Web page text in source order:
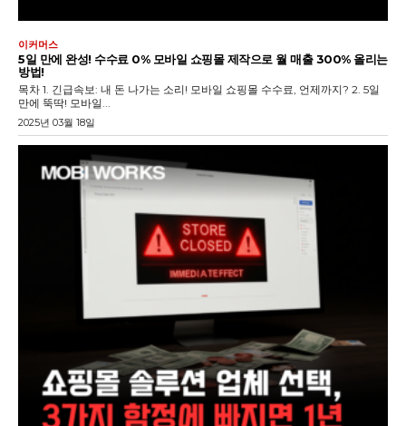
이커머스
5일 만에 완성! 수수료 0% 모바일 쇼핑몰 제작으로 월 매출 300% 올리는
방법!
목차 1. 긴급속보: 내 돈 나가는 소리! 모바일 쇼핑몰 수수료, 언제까지? 2. 5일
만에 뚝딱! 모바일...
2025년 03월 18일